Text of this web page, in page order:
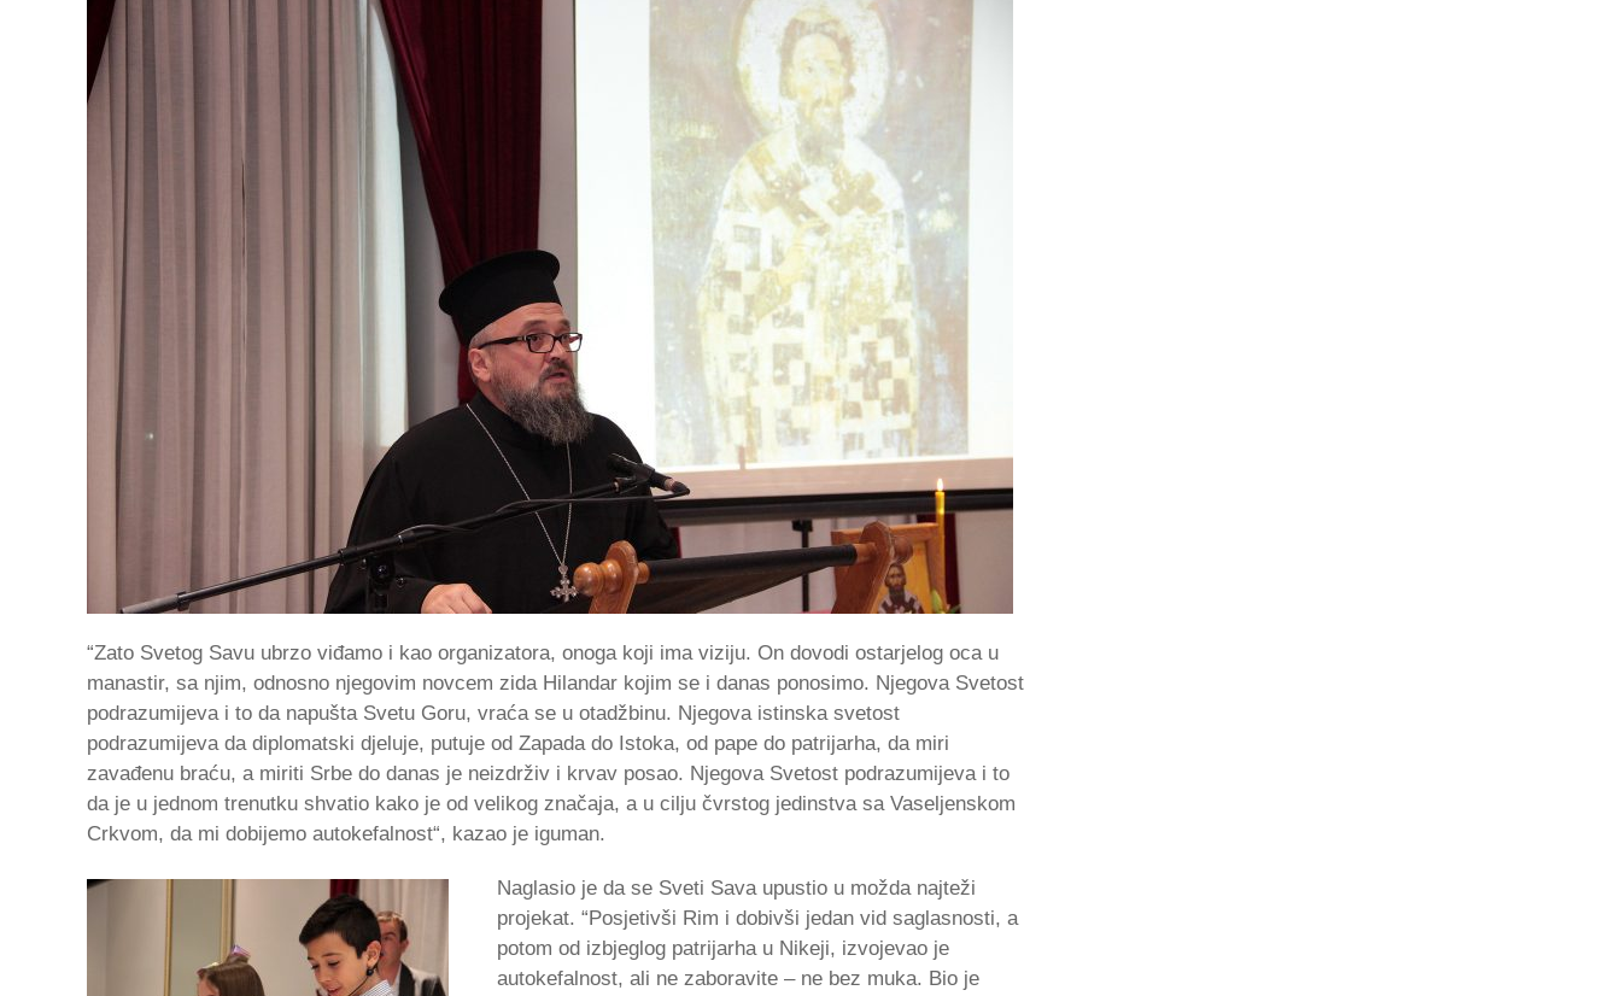
“Zato Svetog Savu ubrzo viđamo i kao organizatora, onoga koji ima viziju. On dovodi ostarjelog oca u
manastir, sa njim, odnosno njegovim novcem zida Hilandar kojim se i danas ponosimo. Njegova Svetost
podrazumijeva i to da napušta Svetu Goru, vraća se u otadžbinu. Njegova istinska svetost
podrazumijeva da diplomatski djeluje, putuje od Zapada do Istoka, od pape do patrijarha, da miri
zavađenu braću, a miriti Srbe do danas je neizdrživ i krvav posao. Njegova Svetost podrazumijeva i to
da je u jednom trenutku shvatio kako je od velikog značaja, a u cilju čvrstog jedinstva sa Vaseljenskom
Crkvom, da mi dobijemo autokefalnost“, kazao je iguman.
Naglasio je da se Sveti Sava upustio u možda najteži
projekat. “Posjetivši Rim i dobivši jedan vid saglasnosti, a
potom od izbjeglog patrijarha u Nikeji, izvojevao je
autokefalnost, ali ne zaboravite – ne bez muka. Bio je